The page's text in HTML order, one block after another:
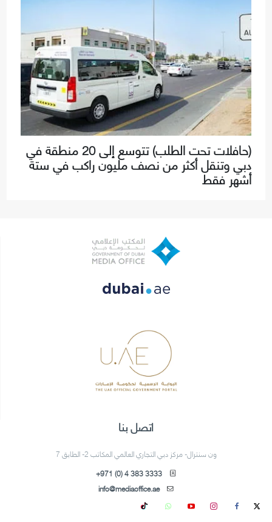
(حافلات تحت الطلب) تتوسع إلى 20 منطقة في
دبي وتنقل أكثر من نصف مليون راكب في ستة
أشهر فقط
اتصل بنا
ون سنترال- مركز دبي التجاري العالمي المكاتب 2- الطابق 7
+971 (0) 4 383 3333
info@mediaoffice.ae